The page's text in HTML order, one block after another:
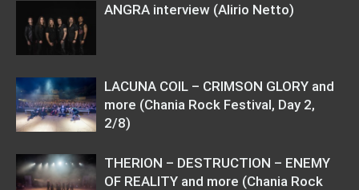
ANGRA interview (Alirio Netto)
LACUNA COIL – CRIMSON GLORY and
more (Chania Rock Festival, Day 2,
2/8)
THERION – DESTRUCTION – ENEMY
OF REALITY and more (Chania Rock